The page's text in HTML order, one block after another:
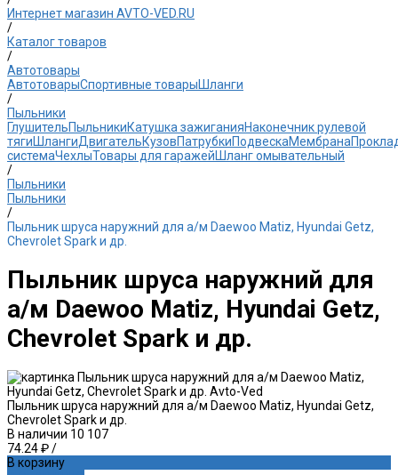
Интернет магазин AVTO-VED.RU
/
Каталог товаров
/
Автотовары
АвтотоварыСпортивные товарыШланги
/
Пыльники
ГлушительПыльникиКатушка зажиганияНаконечник рулевой
тягиШлангиДвигательКузовПатрубкиПодвескаМембрана
системаЧехлыТовары для гаражейШланг омывательный
/
Пыльники
Пыльники
/
Пыльник шруса наружний для а/м Daewoo Matiz, Hyundai Getz,
Chevrolet Spark и др.
Пыльник шруса наружний для
а/м Daewoo Matiz, Hyundai Getz,
Chevrolet Spark и др.
Пыльник шруса наружний для а/м Daewoo Matiz, Hyundai Getz,
Chevrolet Spark и др.
В наличии 10 107
74.24 ₽/
В корзину